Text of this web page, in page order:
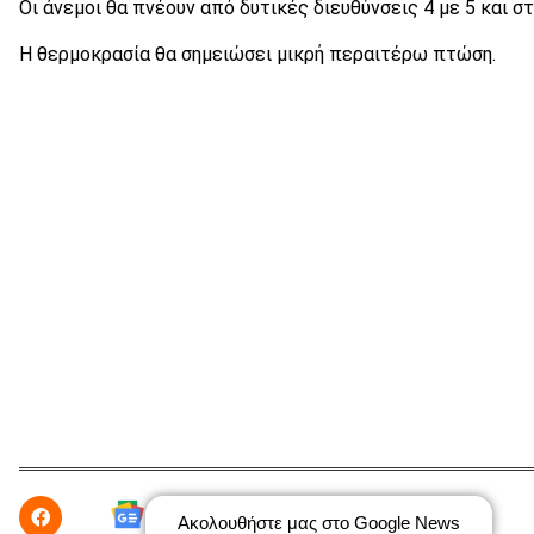
Οι άνεμοι θα πνέουν από δυτικές διευθύνσεις 4 με 5 και
Η θερμοκρασία θα σημειώσει μικρή περαιτέρω πτώση.
Ακολουθήστε μας στο Google News